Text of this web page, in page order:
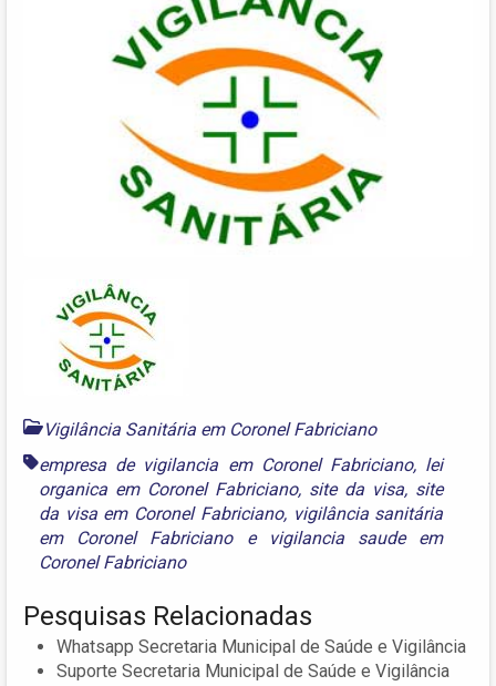
Vigilância Sanitária em Coronel Fabriciano
empresa de vigilancia em Coronel Fabriciano, lei
organica em Coronel Fabriciano, site da visa, site
da visa em Coronel Fabriciano, vigilância sanitária
em Coronel Fabricianoe
vigilancia saude em
Coronel Fabriciano
Pesquisas Relacionadas
Whatsapp Secretaria Municipal de Saúde e Vigilância
Suporte Secretaria Municipal de Saúde e Vigilância